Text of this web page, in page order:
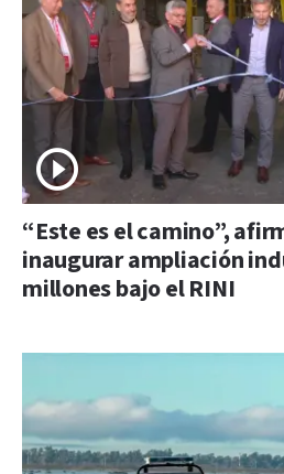
“Este es el camino”,
inaugurar ampliación
millones bajo el RINI